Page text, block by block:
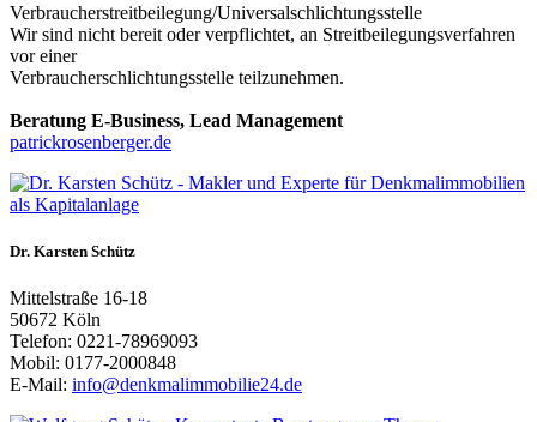
Verbraucherstreitbeilegung/Universalschlichtungsstelle
Wir sind nicht bereit oder verpflichtet, an Streitbeilegungsverfahren
vor einer
Verbraucherschlichtungsstelle teilzunehmen.
Beratung E-Business, Lead Management
patrickrosenberger.de
Dr. Karsten Schütz
Mittelstraße 16-18
50672 Köln
Telefon: 0221-78969093
Mobil: 0177-2000848
E-Mail: info@denkmalimmobilie24.de